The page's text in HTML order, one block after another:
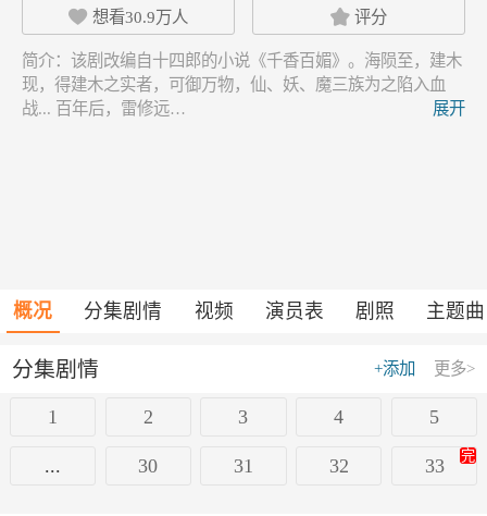
 想看30.9万人  评分
简介： 该剧改编自十四郎的小说《千香百媚》。海陨至，建木
现，得建木之实者，可御万物，仙、妖、魔三族为之陷入血
战... 百年后，雷修远…
展开
概况 分集剧情 视频 演员表 剧照 主题曲
更多>
+添加
分集剧情
1 2 3 4 5
... 30 31 32 33 完